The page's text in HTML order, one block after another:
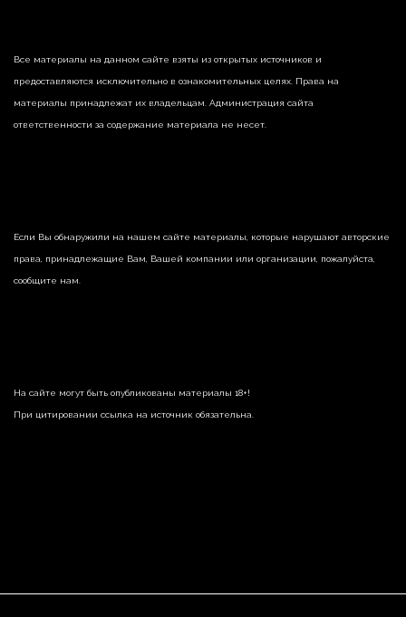
Все материалы на данном сайте взяты из открытых источников и
предоставляются исключительно в ознакомительных целях. Права на
материалы принадлежат их владельцам. Администрация сайта
ответственности за содержание материала не несет.
Если Вы обнаружили на нашем сайте материалы, которые нарушают авторские
права, принадлежащие Вам, Вашей компании или организации, пожалуйста,
сообщите нам.
На сайте могут быть опубликованы материалы 18+!
При цитировании ссылка на источник обязательна.